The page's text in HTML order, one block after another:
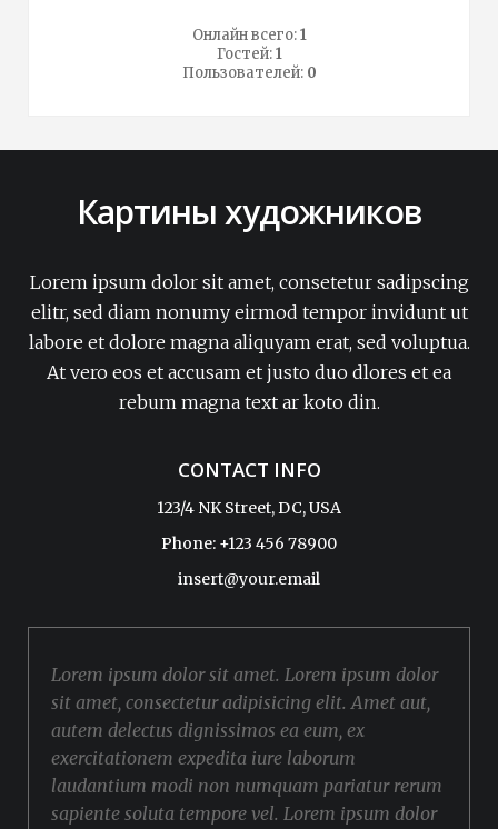
Онлайн всего:1
Гостей:1
Пользователей: 0
Картины художников
Lorem ipsum dolor sit amet, consetetur sadipscing
elitr, sed diam nonumy eirmod tempor invidunt ut
labore et dolore magna aliquyam erat, sed voluptua.
At vero eos et accusam et justo duo dlores et ea
rebum magna text ar koto din.
CONTACT INFO
123/4 NK Street, DC, USA
Phone: +123 456 78900
insert@your.email
Lorem ipsum dolor sit amet. Lorem ipsum dolor
sit amet, consectetur adipisicing elit. Amet aut,
autem delectus dignissimos ea eum, ex
exercitationem expedita iure laborum
laudantium modi non numquam pariatur rerum
sapiente soluta tempore vel. Lorem ipsum dolor